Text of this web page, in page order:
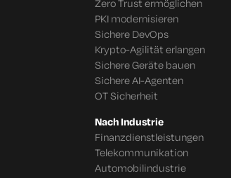
Zero Trust ermöglichen
PKI modernisieren
Sichere DevOps
Krypto-Agilität erlangen
Sichere Geräte bauen
Sichere AI-Agenten
OT Sicherheit
Nach Industrie
Finanzdienstleistungen
Telekommunikation
Automobilindustrie